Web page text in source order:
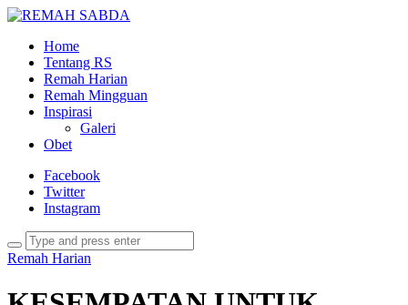
Home
Tentang RS
Remah Harian
Remah Mingguan
Inspirasi
Galeri
Obet
Facebook
Twitter
Instagram
Remah Harian